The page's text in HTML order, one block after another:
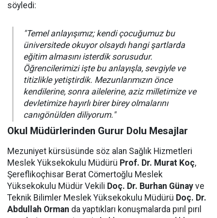
söyledi:
"Temel anlayışımız; kendi çocuğumuz bu
üniversitede okuyor olsaydı hangi şartlarda
eğitim almasını isterdik sorusudur.
Öğrencilerimizi işte bu anlayışla, sevgiyle ve
titizlikle yetiştirdik. Mezunlarımızın önce
kendilerine, sonra ailelerine, aziz milletimize ve
devletimize hayırlı birer birey olmalarını
canıgönülden diliyorum."
Okul Müdürlerinden Gurur Dolu Mesajlar
Mezuniyet kürsüsünde söz alan Sağlık Hizmetleri
Meslek Yüksekokulu Müdürü Prof. Dr. Murat Koç,
Şereflikoçhisar Berat Cömertoğlu Meslek
Yüksekokulu Müdür Vekili Doç. Dr. Burhan Günay ve
Teknik Bilimler Meslek Yüksekokulu Müdürü Doç. Dr.
Abdullah Orman da yaptıkları konuşmalarda pırıl pırıl